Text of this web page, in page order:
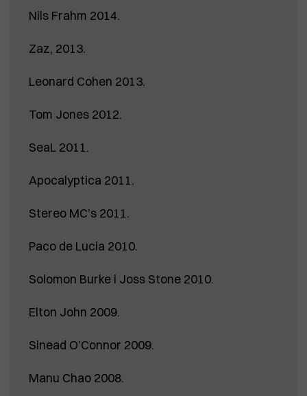
Nils Frahm 2014.
Zaz, 2013.
Leonard Cohen 2013.
Tom Jones 2012.
SeaL 2011.
Apocalyptica 2011.
Stereo MC’s 2011.
Paco de Lucia 2010.
Solomon Burke i Joss Stone 2010.
Elton John 2009.
Sinead O’Connor 2009.
Manu Chao 2008.